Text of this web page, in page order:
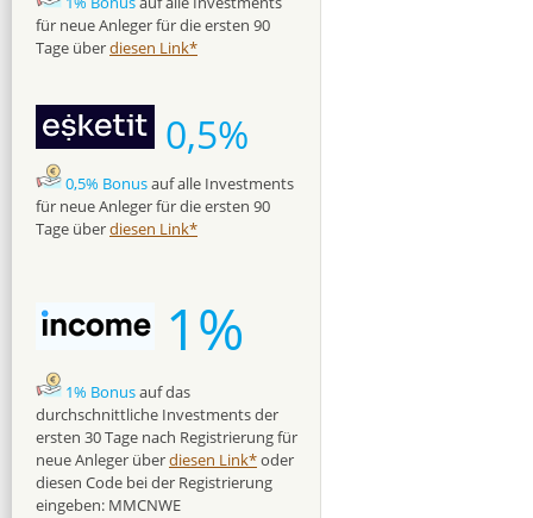
für neue Anleger für die ersten 90
Tage überdiesen Link*
0,5%
0,5% Bonusauf alle Investments
für neue Anleger für die ersten 90
Tage überdiesen Link*
1%
1% Bonusauf das
durchschnittliche Investments der
ersten 30 Tage nach Registrierung für
neue Anleger überdiesen Link*oder
diesen Code bei der Registrierung
eingeben: MMCNWE